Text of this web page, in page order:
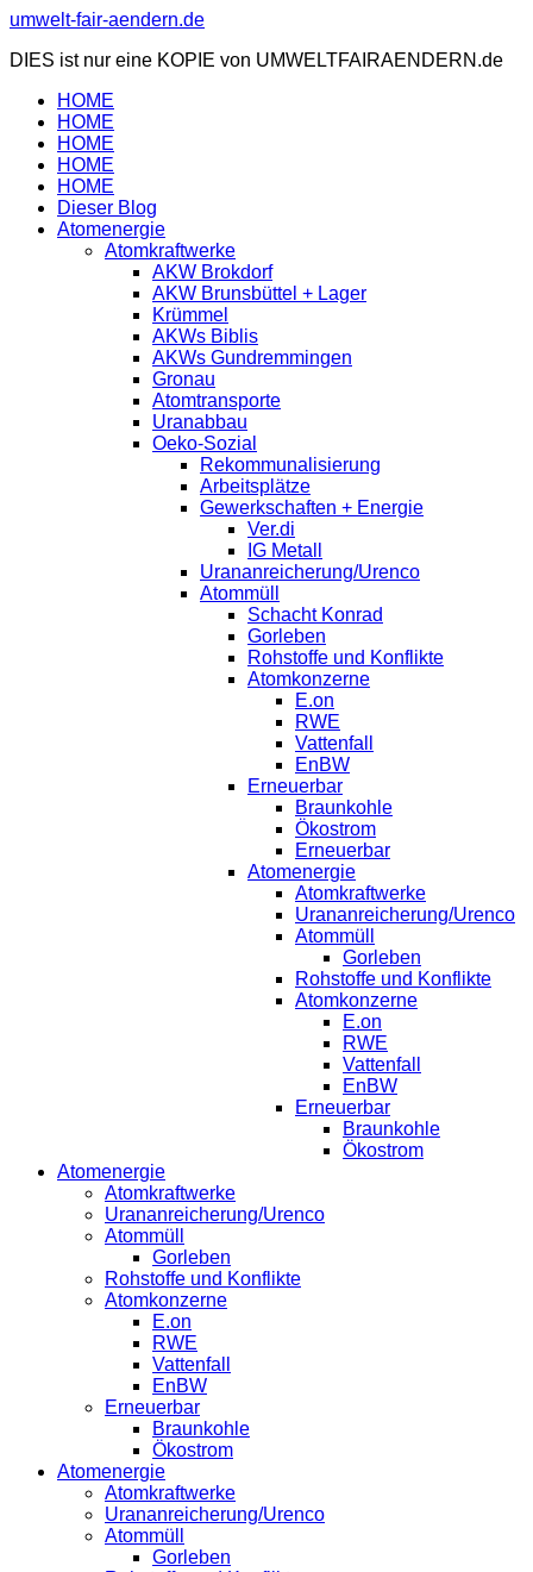
Zum
springen
umwelt-fair-aendern.de
DIES ist nur eine KOPIE von UMWELTFAIRAENDERN.de
HOME
HOME
HOME
HOME
HOME
Dieser Blog
Atomenergie
Atomkraftwerke
AKW Brokdorf
AKW Brunsbüttel + Lager
Krümmel
AKWs Biblis
AKWs Gundremmingen
Gronau
Atomtransporte
Uranabbau
Oeko-Sozial
Rekommunalisierung
Arbeitsplätze
Gewerkschaften + Energie
Ver.di
IG Metall
Urananreicherung/Urenco
Atommüll
Schacht Konrad
Gorleben
Rohstoffe und Konflikte
Atomkonzerne
E.on
RWE
Vattenfall
EnBW
Erneuerbar
Braunkohle
Ökostrom
Erneuerbar
Atomenergie
Atomkraftwerke
Urananreicherung/Urenco
Atommüll
Gorleben
Rohstoffe und Konflikte
Atomkonzerne
E.on
RWE
Vattenfall
EnBW
Erneuerbar
Braunkohle
Ökostrom
Atomenergie
Atomkraftwerke
Urananreicherung/Urenco
Atommüll
Gorleben
Rohstoffe und Konflikte
Atomkonzerne
E.on
RWE
Vattenfall
EnBW
Erneuerbar
Braunkohle
Ökostrom
Atomenergie
Atomkraftwerke
Urananreicherung/Urenco
Atommüll
Gorleben